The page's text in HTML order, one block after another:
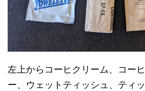
左上からコーヒクリーム、コー
ー、ウェットティッシュ、ティ